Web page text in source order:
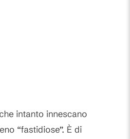
intanto innescano
“fastidiose”. È di